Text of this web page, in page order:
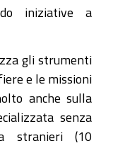
iniziative a
gli strumenti
e le missioni
anche sulla
senza
stranieri (10